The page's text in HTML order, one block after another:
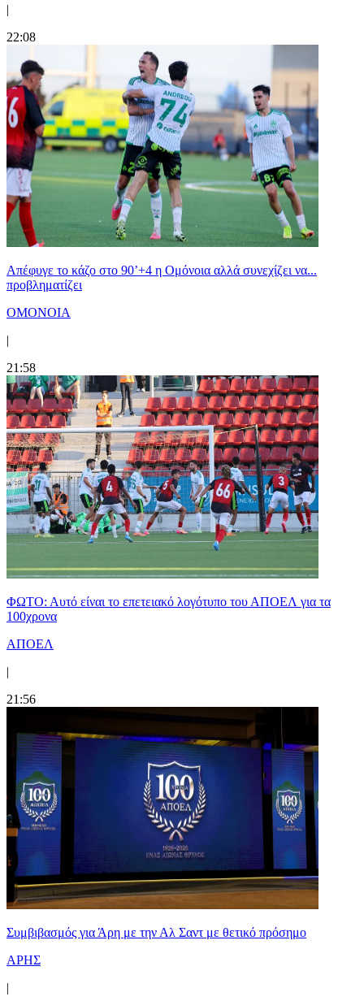
|
22:08
Απέφυγε το κάζο στο 90’+4 η Ομόνοια αλλά συνεχίζει να...
προβληματίζει
ΟΜΟΝΟΙΑ
|
21:58
ΦΩΤΟ: Αυτό είναι το επετειακό λογότυπο του ΑΠΟΕΛ για τα
100χρονα
ΑΠΟΕΛ
|
21:56
Συμβιβασμός για Άρη με την Αλ Σαντ με θετικό πρόσημο
ΑΡΗΣ
|